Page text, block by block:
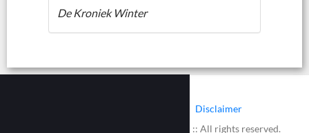
De Kroniek Winter
Disclaimer
© 2002 - 2026 :: www.bieretiketten.nl :: All rights reserved.